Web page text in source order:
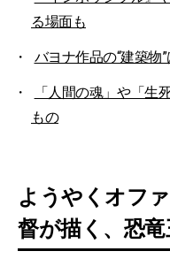
る場面も
バヨナ作品の“建築物
「人間の魂」や「生
もの
ようやくオフ
督が描く、恐